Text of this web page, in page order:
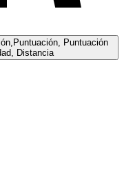
Puntuación
Distancia